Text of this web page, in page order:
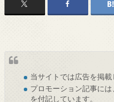
当サイトでは広告を掲載
プロモーション記事には
を付記しています。